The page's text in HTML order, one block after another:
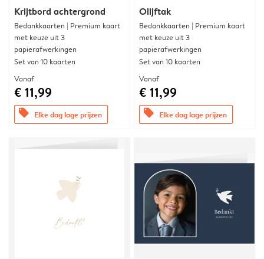
Krijtbord achtergrond
Bedankkaarten | Premium kaart
met keuze uit 3
papierafwerkingen
Set van 10 kaarten
Vanaf
€ 11,99
offers Elke dag lage prijzen
Olijftak
Bedankkaarten | Premium kaart
met keuze uit 3
papierafwerkingen
Set van 10 kaarten
Vanaf
€ 11,99
offers Elke dag lage prijzen